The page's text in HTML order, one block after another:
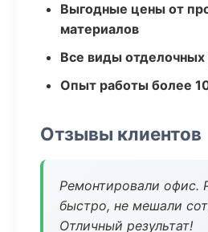
Выгодные цены от
материалов
Все виды
Опыт работы более
Отзывы клиентов
Ремонтировали офис.
быстро, не мешали
Отличный результат!